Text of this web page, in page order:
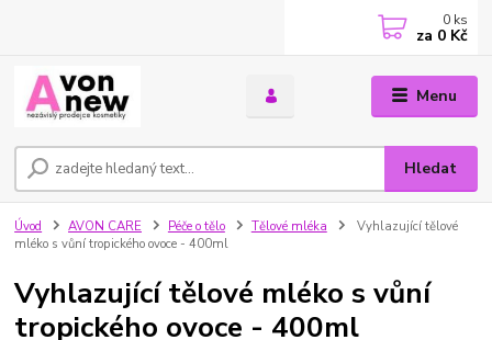
Menu
Hledat
0 ks
za 0 Kč
Úvod AVON CARE Péče o tělo Tělové mléka
Vyhlazující tělové
mléko s vůní tropického ovoce - 400ml
Vyhlazující tělové mléko s vůní
tropického ovoce - 400ml